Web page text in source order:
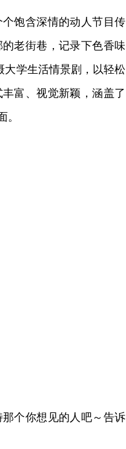
饱含深情的动人节目传
老街巷，记录下色香味
大学生活情景剧，以轻松
富、视觉新颖，涵盖了
个你想见的人吧～告诉